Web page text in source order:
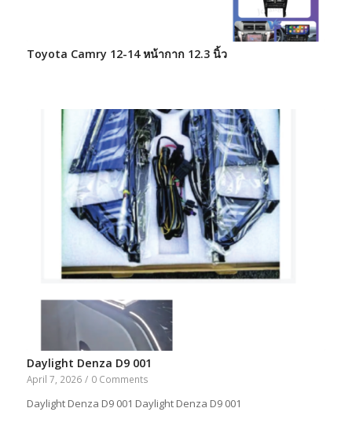
Toyota Camry 12-14 หน้ากาก 12.3 นิ้ว
Daylight Denza D9 001
April 7, 2026 / 0 Comments
Daylight Denza D9 001 Daylight Denza D9 001